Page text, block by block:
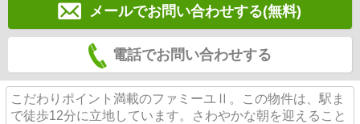
メールでお問い合わせする(無料)
電話でお問い合わせする
こだわりポイント満載のファミーユⅡ。この物件は、駅ま
で徒歩12分に立地しています。さわやかな朝を迎えること